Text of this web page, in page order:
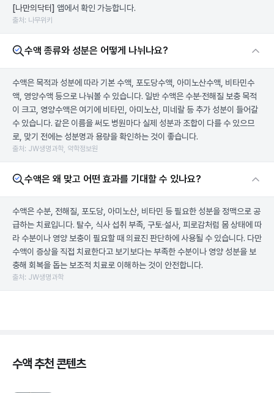
[나만의닥터] 앱에서 확인 가능합니다.
출처: 나무위키
수액 종류와 성분은 어떻게 나뉘나요?
수액은 목적과 성분에 따라 기본 수액, 포도당수액, 아미노산수액, 비타민수
액, 영양수액 등으로 나눠볼 수 있습니다. 일반 수액은 수분·전해질 보충 목적
이 크고, 영양수액은 여기에 비타민, 아미노산, 미네랄 등 추가 성분이 들어갈
수 있습니다. 같은 이름을 써도 병원마다 실제 성분과 조합이 다를 수 있으므
로, 맞기 전에는 성분명과 용량을 확인하는 것이 좋습니다.
출처: JW생명과학, 약학정보원
수액은 왜 맞고 어떤 효과를 기대할 수 있나요?
수액은 수분, 전해질, 포도당, 아미노산, 비타민 등 필요한 성분을 정맥으로 공
급하는 치료입니다. 탈수, 식사 섭취 부족, 구토·설사, 피로감처럼 몸 상태에 따
라 수분이나 영양 보충이 필요할 때 의료진 판단하에 사용될 수 있습니다. 다만
수액이 증상을 직접 치료한다고 보기보다는 부족한 수분이나 영양 성분을 보
충해 회복을 돕는 보조적 치료로 이해하는 것이 안전합니다.
출처: JW생명과학
수액 추천 콘텐츠